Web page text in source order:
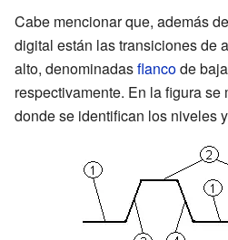
Cabe mencionar que, además
digital están las transiciones de
alto, denominadasflancode
respectivamente. En la figura
donde se identifican los niveles